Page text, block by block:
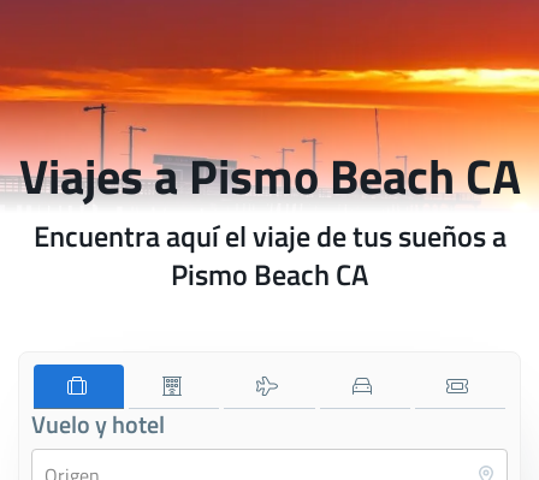
Viajes a Pismo Beach CA
Encuentra aquí el viaje de tus sueños a
Pismo Beach CA
Vuelo y hotel